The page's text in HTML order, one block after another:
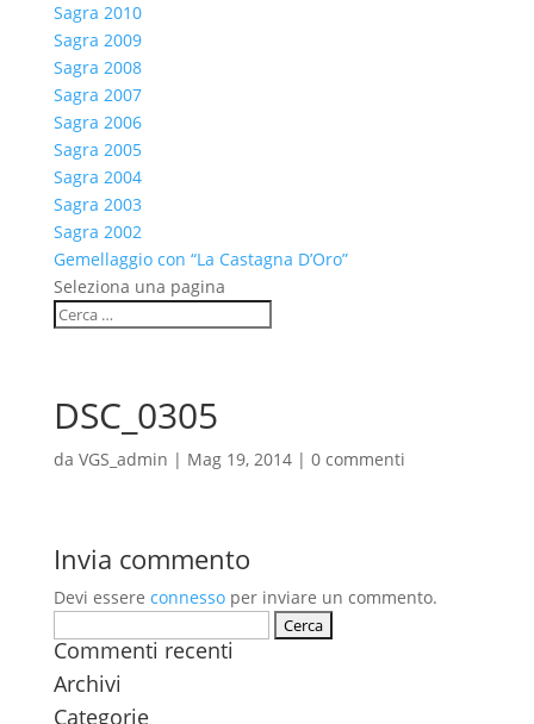
Sagra 2010
Sagra 2009
Sagra 2008
Sagra 2007
Sagra 2006
Sagra 2005
Sagra 2004
Sagra 2003
Sagra 2002
Gemellaggio con “La Castagna D’Oro”
Seleziona una pagina
DSC_0305
da VGS_admin | Mag 19, 2014| 0 commenti
Invia commento
Devi essere connessoper inviare un commento.
per:
Commenti recenti
Archivi
Categorie